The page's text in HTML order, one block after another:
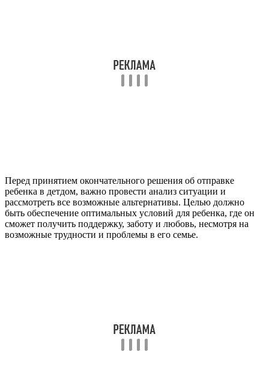
Перед принятием окончательного решения об отправке
ребенка в детдом, важно провести анализ ситуации и
рассмотреть все возможные альтернативы. Целью должно
быть обеспечение оптимальных условий для ребенка, где он
сможет получить поддержку, заботу и любовь, несмотря на
возможные трудности и проблемы в его семье.